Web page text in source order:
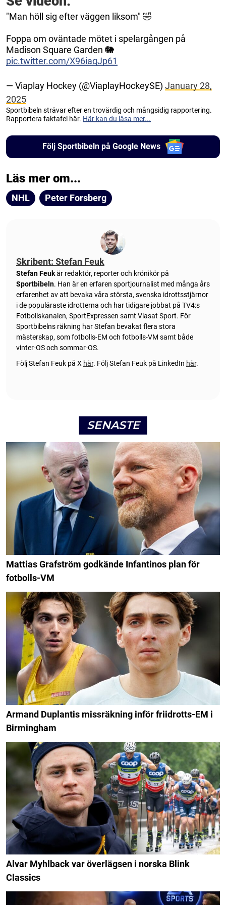
"Man höll sig efter väggen liksom" 🤣
Foppa om oväntade mötet i spelargången på
Madison Square Garden 🐘
pic.twitter.com/X96iaqJp61
— Viaplay Hockey (@ViaplayHockeySE) January 28,
2025
Sportbibeln strävar efter en trovärdig och mångsidig rapportering.
Rapportera faktafel här. Här kan du läsa mer...
Följ Sportbibeln på Google News
Läs mer om...
NHL Peter Forsberg
Skribent: Stefan Feuk
Stefan Feukär redaktör, reporter och krönikör på
Sportbibeln. Han är en erfaren sportjournalist med många års
erfarenhet av att bevaka våra största, svenska idrottsstjärnor
i de populäraste idrotterna och har tidigare jobbat på TV4:s
Fotbollskanalen, SportExpressen samt Viasat Sport. För
Sportbibelns räkning har Stefan bevakat flera stora
mästerskap, som fotbolls-EM och fotbolls-VM samt både
vinter-OS och sommar-OS.
Följ Stefan Feuk på X här. Följ Stefan Feuk på LinkedIn här.
SENASTE
Mattias Grafström godkände Infantinos plan för
fotbolls-VM
Armand Duplantis missräkning inför friidrotts-EM i
Birmingham
Alvar Myhlback var överlägsen i norska Blink
Classics